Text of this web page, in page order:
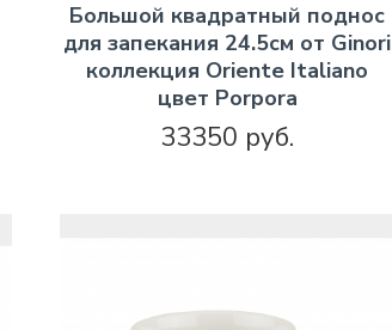
Большой квадратный поднос
для запекания 24.5см от Ginori
коллекция Oriente Italiano
цвет Porpora
33350 руб.